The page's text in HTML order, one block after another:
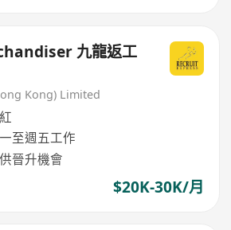
九龍返工
Kong) Limited
至週五工作
晉升機會
$20K-30K/月